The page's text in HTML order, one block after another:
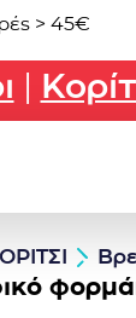
> 45€
|